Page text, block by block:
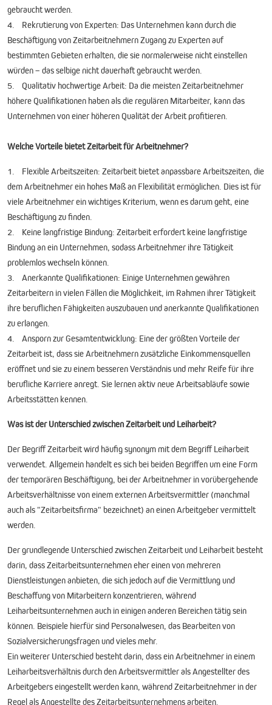
gebraucht werden.
4. Rekrutierung von Experten: Das Unternehmen kann durch die
Beschäftigung von Zeitarbeitnehmern Zugang zu Experten auf
bestimmten Gebieten erhalten, die sie normalerweise nicht einstellen
würden – das selbige nicht dauerhaft gebraucht werden.
5. Qualitativ hochwertige Arbeit: Da die meisten Zeitarbeitnehmer
höhere Qualifikationen haben als die regulären Mitarbeiter, kann das
Unternehmen von einer höheren Qualität der Arbeit profitieren.
Welche Vorteile bietet Zeitarbeit für Arbeitnehmer?
1. Flexible Arbeitszeiten: Zeitarbeit bietet anpassbare Arbeitszeiten, die
dem Arbeitnehmer ein hohes Maß an Flexibilität ermöglichen. Dies ist für
viele Arbeitnehmer ein wichtiges Kriterium, wenn es darum geht, eine
Beschäftigung zu finden.
2. Keine langfristige Bindung: Zeitarbeit erfordert keine langfristige
Bindung an ein Unternehmen, sodass Arbeitnehmer ihre Tätigkeit
problemlos wechseln können.
3. Anerkannte Qualifikationen: Einige Unternehmen gewähren
Zeitarbeitern in vielen Fällen die Möglichkeit, im Rahmen ihrer Tätigkeit
ihre beruflichen Fähigkeiten auszubauen und anerkannte Qualifikationen
zu erlangen.
4. Ansporn zur Gesamtentwicklung: Eine der größten Vorteile der
Zeitarbeit ist, dass sie Arbeitnehmern zusätzliche Einkommensquellen
eröffnet und sie zu einem besseren Verständnis und mehr Reife für ihre
berufliche Karriere anregt. Sie lernen aktiv neue Arbeitsabläufe sowie
Arbeitsstätten kennen.
Was ist der Unterschied zwischen Zeitarbeit und Leiharbeit?
Der Begriff Zeitarbeit wird häufig synonym mit dem Begriff Leiharbeit
verwendet. Allgemein handelt es sich bei beiden Begriffen um eine Form
der temporären Beschäftigung, bei der Arbeitnehmer in vorübergehende
Arbeitsverhältnisse von einem externen Arbeitsvermittler (manchmal
auch als "Zeitarbeitsfirma" bezeichnet) an einen Arbeitgeber vermittelt
werden.
Der grundlegende Unterschied zwischen Zeitarbeit und Leiharbeit besteht
darin, dass Zeitarbeitsunternehmen eher einen von mehreren
Dienstleistungen anbieten, die sich jedoch auf die Vermittlung und
Beschaffung von Mitarbeitern konzentrieren, während
Leiharbeitsunternehmen auch in einigen anderen Bereichen tätig sein
können. Beispiele hierfür sind Personalwesen, das Bearbeiten von
Sozialversicherungsfragen und vieles mehr.
Ein weiterer Unterschied besteht darin, dass ein Arbeitnehmer in einem
Leiharbeitsverhältnis durch den Arbeitsvermittler als Angestellter des
Arbeitgebers eingestellt werden kann, während Zeitarbeitnehmer in der
Regel als Angestellte des Zeitarbeitsunternehmens arbeiten.